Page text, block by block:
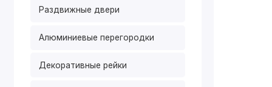
Раздвижные двери
Алюминиевые перегородки
Декоративные рейки